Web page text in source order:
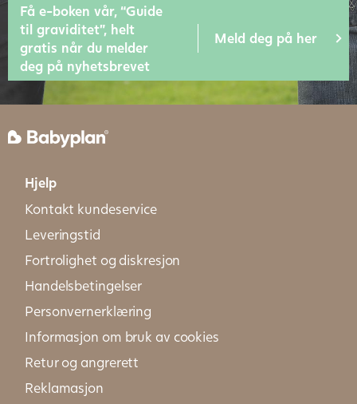
Få e-boken vår, “Guide
til graviditet”, helt
gratis når du melder
deg på nyhetsbrevet
Meld deg på her
Hjelp
Kontakt kundeservice
Leveringstid
Fortrolighet og diskresjon
Handelsbetingelser
Personvernerklæring
Informasjon om bruk av cookies
Retur og angrerett
Reklamasjon